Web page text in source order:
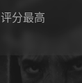
评分最高